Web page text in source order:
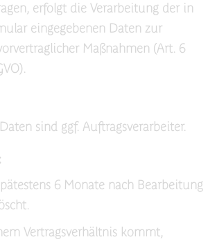
erfolgt die Verarbeitung der in
eingegebenen Daten zur
Maßnahmen (Art. 6
sind ggf. Auftragsverarbeiter.
6 Monate nach Bearbeitung
Vertragsverhältnis kommt,